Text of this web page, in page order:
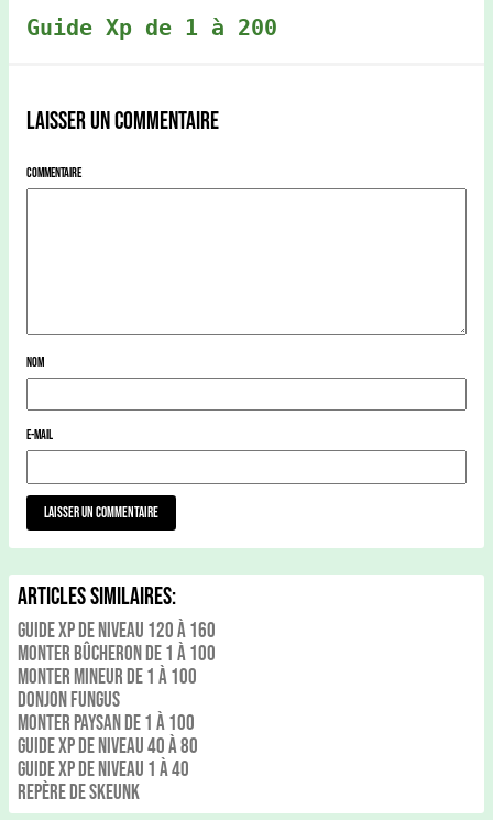
Guide Xp de 1 à 200
Laisser un commentaire
Commentaire
Nom
E-mail
Articles Similaires:
Guide xp de niveau 120 à 160
Monter Bûcheron de 1 à 100
Monter Mineur de 1 à 100
Donjon Fungus
Monter Paysan de 1 à 100
Guide xp de niveau 40 à 80
Guide xp de niveau 1 à 40
Repère De Skeunk